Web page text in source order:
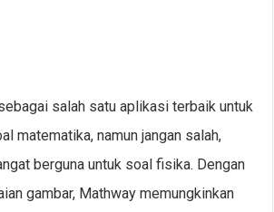
salah satu aplikasi terbaik untuk
matematika, namun jangan salah,
berguna untuk soal fisika. Dengan
gambar, Mathway memungkinkan